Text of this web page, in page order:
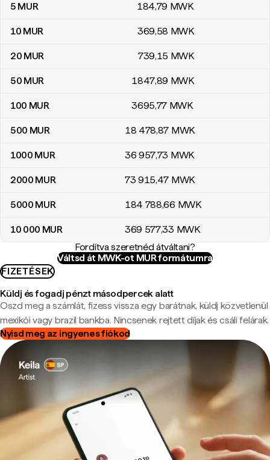
5 MUR 184,79 MWK
10 MUR 369,58 MWK
20 MUR 739,15 MWK
50 MUR 1847,89 MWK
100 MUR 3695,77 MWK
500 MUR 18 478,87 MWK
1000 MUR 36 957,73 MWK
2000 MUR 73 915,47 MWK
5000 MUR 184 788,66 MWK
10 000 MUR 369 577,33 MWK
Fordítva szeretnéd átváltani?
Váltsd át MWK-ot MUR formátumra
FIZETÉSEK
Küldj és fogadj pénzt másodpercek alatt
Oszd meg a számlát, fizess vissza egy barátnak, küldj közvetlenül
mexikói vagy brazil bankba. Nincsenek rejtett díjak és csáli felárak.
Nyisd meg az ingyenes fiókod